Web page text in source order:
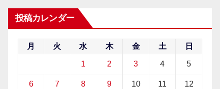
投稿カレンダー
月 火 水 木 金 土 日
1 2 3 4 5
6 7 8 9 10 11 12